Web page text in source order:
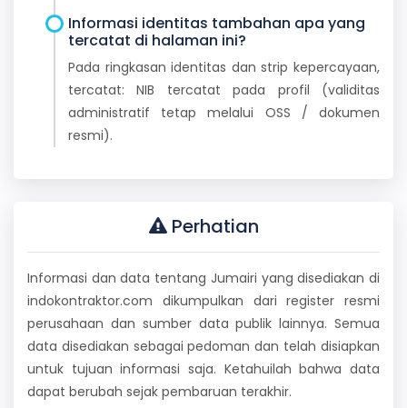
Informasi identitas tambahan apa yang
tercatat di halaman ini?
Pada ringkasan identitas dan strip kepercayaan,
tercatat: NIB tercatat pada profil (validitas
administratif tetap melalui OSS / dokumen
resmi).
Perhatian
Informasi dan data tentang Jumairi yang disediakan di
indokontraktor.com dikumpulkan dari register resmi
perusahaan dan sumber data publik lainnya. Semua
data disediakan sebagai pedoman dan telah disiapkan
untuk tujuan informasi saja. Ketahuilah bahwa data
dapat berubah sejak pembaruan terakhir.